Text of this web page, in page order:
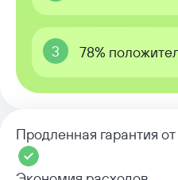
3 78%
Продленная гарантия